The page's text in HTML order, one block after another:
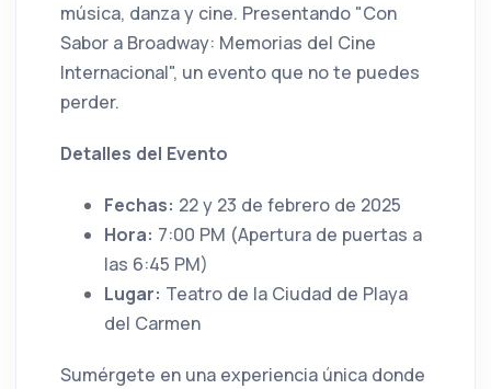
música, danza y cine. Presentando "Con
Sabor a Broadway: Memorias del Cine
Internacional", un evento que no te puedes
perder.
Detalles del Evento
Fechas: 22 y 23 de febrero de 2025
Hora: 7:00 PM (Apertura de puertas a
las 6:45 PM)
Lugar: Teatro de la Ciudad de Playa
del Carmen
Sumérgete en una experiencia única donde